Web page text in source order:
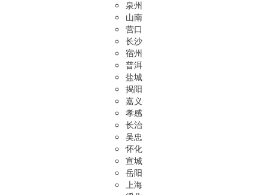
泉州
山南
营口
长沙
宿州
普洱
盐城
揭阳
嘉义
孝感
长治
吴忠
怀化
宣城
岳阳
上海